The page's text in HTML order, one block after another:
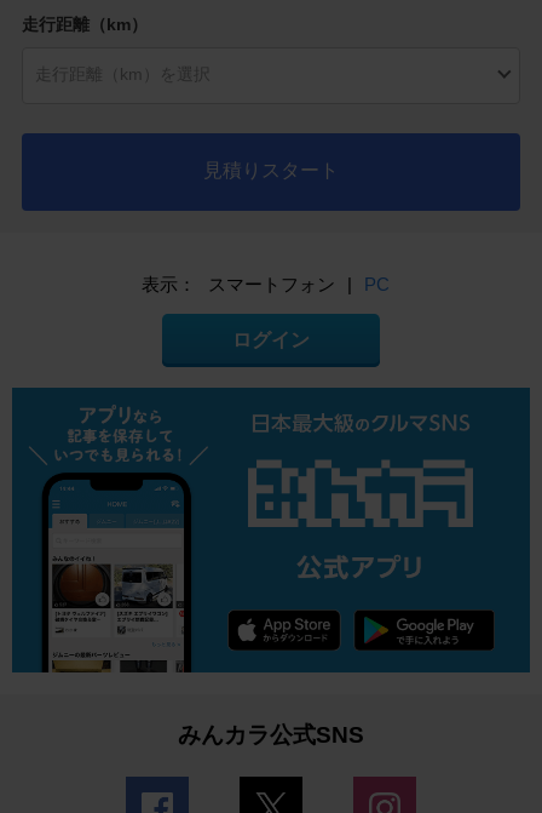
走行距離（km）
見積りスタート
表示： スマートフォン | PC
ログイン
みんカラ公式SNS